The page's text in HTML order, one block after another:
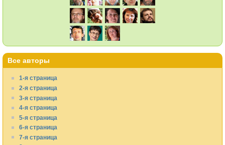
Все авторы
1-я страница
2-я страница
3-я страница
4-я страница
5-я страница
6-я страница
7-я страница